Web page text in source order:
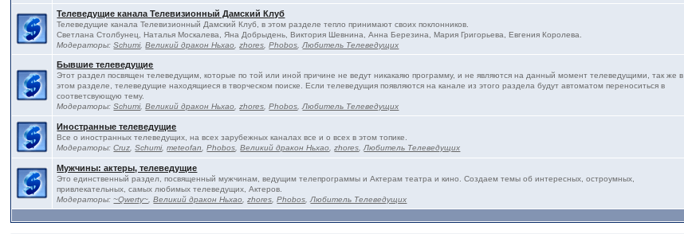
Телеведущие канала Телевизионный Дамский Клуб
Телеведущие канала Телевизионный Дамский Клуб, в этом разделе тепло принимают своих поклонников.
Светлана Столбунец, Наталья Москалева, Яна Добрыдень, Виктория Шевнина, Анна Березина, Мария Григорьева, Евгения Королева.
Модераторы:Schumi,Великий дракон Ньхао,zhores,Phobos,Любитель Телеведущих
Бывшие телеведущие
Этот раздел посвящен телеведущим, которые по той или иной причине не ведут никакаяю программу, и не являются на данный момент телеведущими, так же в
этом разделе, телеведущие находящиеся в творческом поиске. Если телеведущия появляются на канале из этого раздела будут автоматом переноситься в
соответсвующую тему.
Модераторы:Schumi,Великий дракон Ньхао,zhores,Phobos,Любитель Телеведущих
Иностранные телеведущие
Все о иностранных телеведущих, на всех зарубежных каналах все и о всех в этом топике.
Модераторы:Cruz,Schumi,meteofan,Phobos,Великий дракон Ньхао,zhores,Любитель Телеведущих
Мужчины: актеры, телеведущие
Это единственный раздел, посвященный мужчинам, ведущим телепрограммы и Актерам театра и кино. Создаем темы об интересных, остроумных,
привлекательных, самых любимых телеведущих, Актеров.
Модераторы:~Qwerty~,Великий дракон Ньхао,zhores,Phobos,Любитель Телеведущих